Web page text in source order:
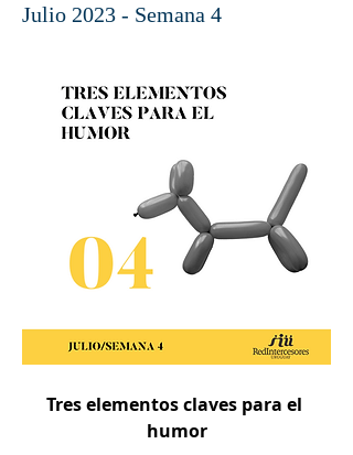
Julio 2023 - Semana 4
Tres elementos claves para el
humor